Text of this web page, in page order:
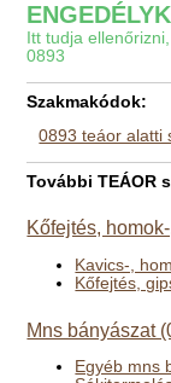
Itt tudja
0893
Szakmakódok:
0893 teáor alatti
További TEÁOR
Kőfejtés,
Kavics-,
Kőfejtés,
Mns bányászat
Egyéb mns